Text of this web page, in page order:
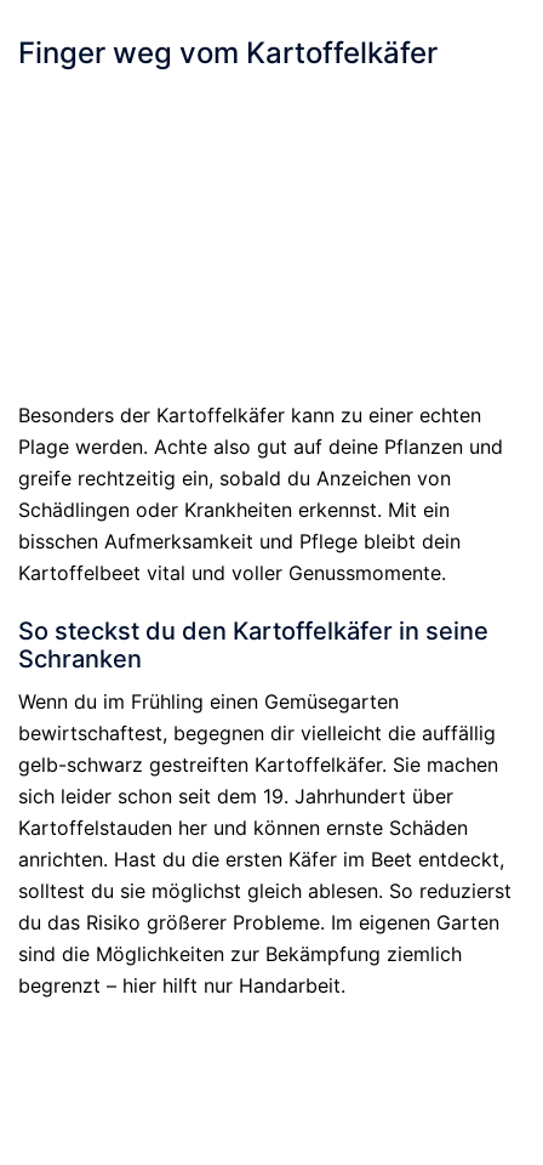
Finger weg vom Kartoffelkäfer
Besonders der Kartoffelkäfer kann zu einer echten
Plage werden. Achte also gut auf deine Pflanzen und
greife rechtzeitig ein, sobald du Anzeichen von
Schädlingen oder Krankheiten erkennst. Mit ein
bisschen Aufmerksamkeit und Pflege bleibt dein
Kartoffelbeet vital und voller Genussmomente.
So steckst du den Kartoffelkäfer in seine
Schranken
Wenn du im Frühling einen Gemüsegarten
bewirtschaftest, begegnen dir vielleicht die auffällig
gelb-schwarz gestreiften Kartoffelkäfer. Sie machen
sich leider schon seit dem 19. Jahrhundert über
Kartoffelstauden her und können ernste Schäden
anrichten. Hast du die ersten Käfer im Beet entdeckt,
solltest du sie möglichst gleich ablesen. So reduzierst
du das Risiko größerer Probleme. Im eigenen Garten
sind die Möglichkeiten zur Bekämpfung ziemlich
begrenzt – hier hilft nur Handarbeit.